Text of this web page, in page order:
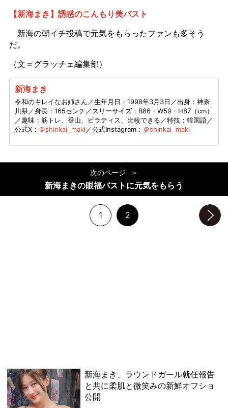
【新海まき】誘惑のこんもり美バスト
新海の朝イチ投稿で元気をもらったファンも多そう
だ。
（文＝グラッチェ編集部）
新海まき
令和のキレイなお姉さん／生年月日：1998年3月3日／出身：神奈
川県／身長：165センチ／スリーサイズ：B86・W59・H87（cm）
／趣味：筋トレ、登山、ピラティス、比較できる／特技：韓国語／
公式X： ＠shinkai_maki／公式Instagram： ＠shinkai_maki
次のページ
新海まきの眼福バストに元気をもらう
1 2
新海まき、ラウンドガール就任報告
と共に柔肌と微笑みの新鮮オフショ
公開